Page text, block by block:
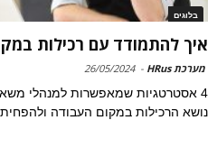
בלוגים
איך להתמודד עם רכילות
מערכת HRus -
26/05/2024
4 אסטרטגיות שמאפשרות למנהלי
נושא הרכילות במקום העבודה